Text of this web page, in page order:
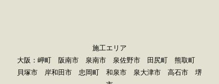
施工エリア
大阪：岬町 阪南市 泉南市 泉佐野市 田尻町 熊取町
貝塚市 岸和田市 忠岡町 和泉市 泉大津市 高石市 堺